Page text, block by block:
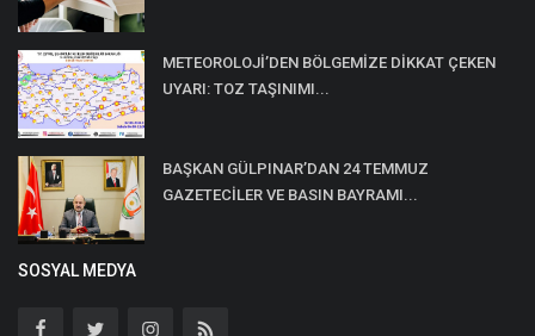
METEOROLOJİ’DEN BÖLGEMİZE DİKKAT ÇEKEN
UYARI: TOZ TAŞINIMI...
BAŞKAN GÜLPINAR’DAN 24 TEMMUZ
GAZETECİLER VE BASIN BAYRAMI...
SOSYAL MEDYA